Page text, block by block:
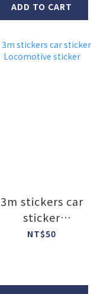
ADD TO CART
3m stickers car
sticker
Locomotive
NT$50